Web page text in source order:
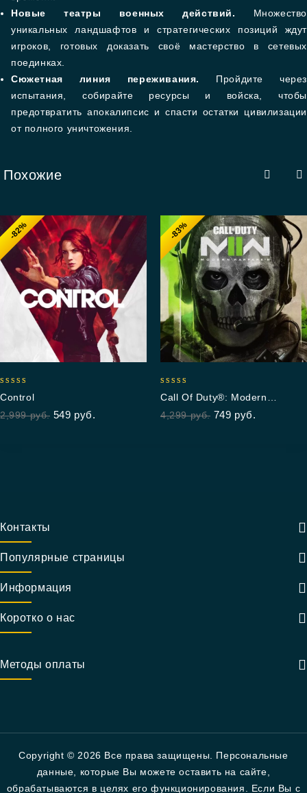
Новые театры военных действий. Множество
уникальных ландшафтов и стратегических позиций ждут
игроков, готовых доказать своё мастерство в сетевых
поединках.
Сюжетная линия переживания.
Пройдите через
испытания, собирайте ресурсы и войска, чтобы
предотвратить апокалипсис и спасти остатки цивилизации
от полного уничтожения.
Похожие
-82%
out of 5
Control
2,999руб. 549 руб.
-83%
out of 5
Call Of Duty®: Modern
Warfare® II
4,299руб. 749 руб.
Контакты
Популярные страницы
Информация
Коротко о нас
Методы оплаты
Copyright © 2026 Все права защищены. Персональные
данные, которые Вы можете оставить на сайте,
обрабатываются в целях его функционирования. Если Вы с